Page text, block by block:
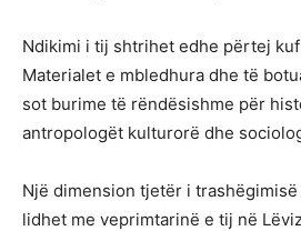
Ndikimi i tij shtrihet edhe përtej
Materialet e mbledhura dhe të
sot burime të rëndësishme për
antropologët kulturorë dhe
Një dimension tjetër i
lidhet me veprimtarinë e tij në